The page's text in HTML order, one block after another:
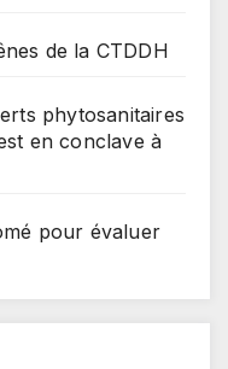
de la CTDDH
phytosanitaires
en conclave à
pour évaluer